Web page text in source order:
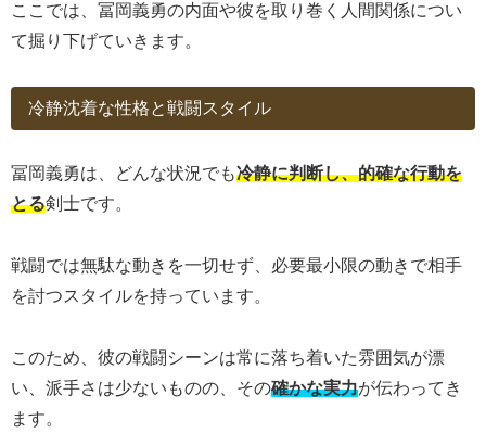
ここでは、冨岡義勇の内面や彼を取り巻く人間関係につい
て掘り下げていきます。
冷静沈着な性格と戦闘スタイル
冨岡義勇は、どんな状況でも冷静に判断し、的確な行動を
とる剣士です。
戦闘では無駄な動きを一切せず、必要最小限の動きで相手
を討つスタイルを持っています。
このため、彼の戦闘シーンは常に落ち着いた雰囲気が漂
い、派手さは少ないものの、その確かな実力が伝わってき
ます。